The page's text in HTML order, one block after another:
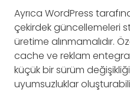
Ayrıca WordPress
çekirdek güncellemeleri
üretime alınmamalıdır.
cache ve reklam
küçük bir sürüm
uyumsuzluklar